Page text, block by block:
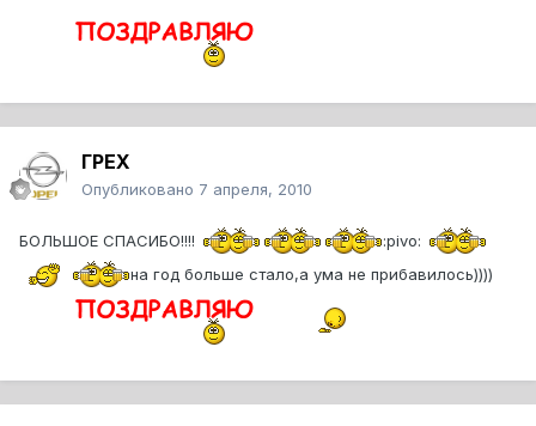
ГРЕХ
Опубликовано 7 апреля, 2010
БОЛЬШОЕ СПАСИБО!!!!
:pivo:
на год больше стало,а ума не прибавилось))))